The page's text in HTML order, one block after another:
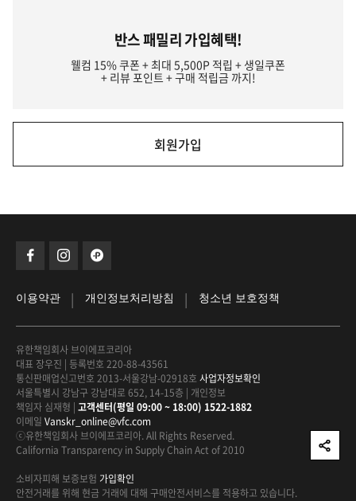
반스 패밀리 가입혜택!
웰컴 15% 쿠폰 + 최대 5,500P 적립 + 생일쿠폰
+ 리뷰 포인트 + 구매 적립금 까지!
회원가입
이용약관 | 개인정보처리방침 | 청소년 보호정책
유한책임회사 브이에프코리아
대표 장우진 | 등록번호 220-88-43561
통신판매업신고번호 2013-서울강남-02918호 사업자정보확인
서울특별시 강남구 강남대로 652, 14-15층 | 개인정보
책임자 심재형 | 고객센터(평일 09:00 ~ 18:00) 1522-1882
이메일 Vanskr_online@vfc.com
ⓒ유한책임회사 브이에프코리아. All Rights Reserved.
California Transparency in Supply Chain Act of 2010
소비자피해 보증보험 가입확인
안전거래를 위해 현금 거래에 대해 구매안전서비스를 적용하고 있습니다.